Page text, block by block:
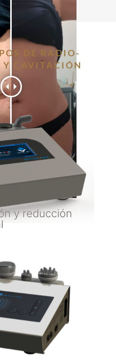
y reducción
DE RADIO-
Y CAVITACIÓN